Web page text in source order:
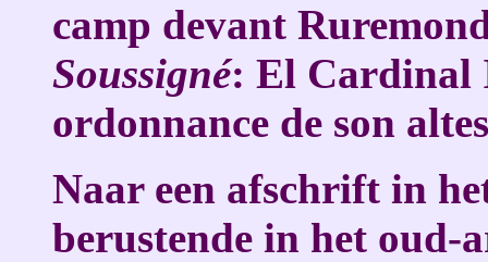
camp devant
Soussigné: El
ordonnance de son
Naar een afschrift in
berustende in het oud-